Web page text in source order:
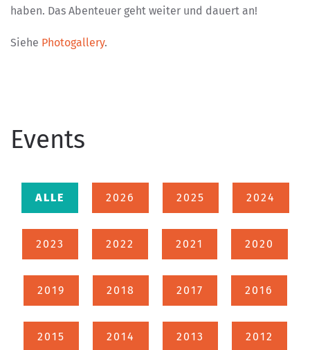
haben. Das Abenteuer geht weiter und dauert an!
Siehe Photogallery.
Events
ALLE 2026 2025 2024
2023 2022 2021 2020
2019 2018 2017 2016
2015 2014 2013 2012